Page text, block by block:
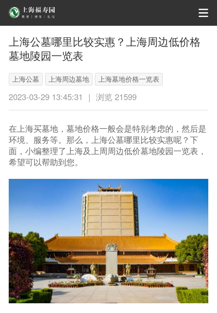
上海公墓哪里比较实惠？上海周边低价格
墓地陵园一览表
上海公墓 上海周边墓地 上海墓地价格一览表
2023-03-29 13:45:31 ｜ 浏览 21599
在上海买墓地，墓地价格一般会是特别考虑的，然后是
环境、服务等。那么，上海公墓哪里比较实惠呢？下
面，小编整理了上海及上周周边低价墓地陵园一览表，
希望可以帮助到您。